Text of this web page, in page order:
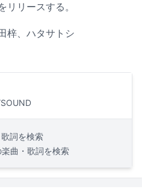
リリースする。
梓、ハタサトシ
詞を検索
楽曲・歌詞を検索